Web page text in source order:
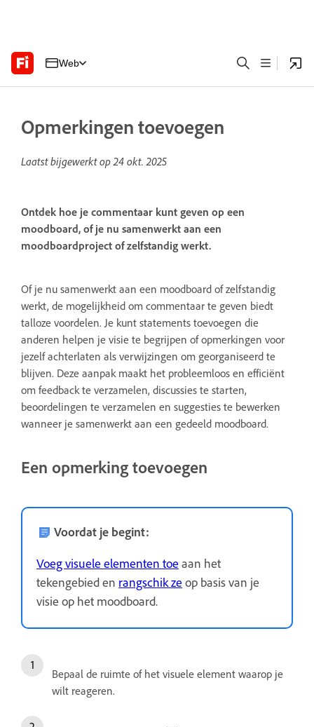
Web
Opmerkingen toevoegen
Laatst bijgewerkt op24 okt. 2025
Ontdek hoe je commentaar kunt geven op een
moodboard, of je nu samenwerkt aan een
moodboardproject of zelfstandig werkt.
Of je nu samenwerkt aan een moodboard of zelfstandig
werkt, de mogelijkheid om commentaar te geven biedt
talloze voordelen. Je kunt statements toevoegen die
anderen helpen je visie te begrijpen of opmerkingen voor
jezelf achterlaten als verwijzingen om georganiseerd te
blijven. Deze aanpak maakt het probleemloos en efficiënt
om feedback te verzamelen, discussies te starten,
beoordelingen te verzamelen en suggesties te bewerken
wanneer je samenwerkt aan een gedeeld moodboard.
Een opmerking toevoegen
Voordat je begint:
Voeg visuele elementen toe aan het
tekengebied en rangschik ze op basis van je
visie op het moodboard.
Bepaal de ruimte of het visuele element waarop je
wilt reageren.